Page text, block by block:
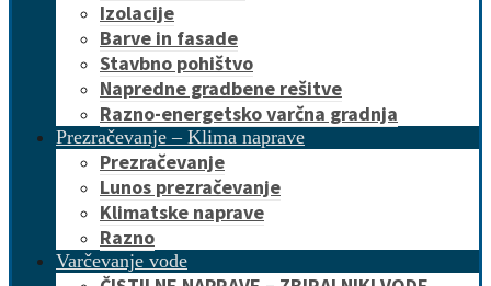
Izolacije
Barve in fasade
Stavbno pohištvo
Napredne gradbene rešitve
Razno-energetsko varčna gradnja
Prezračevanje – Klima naprave
Prezračevanje
Lunos prezračevanje
Klimatske naprave
Razno
Varčevanje vode